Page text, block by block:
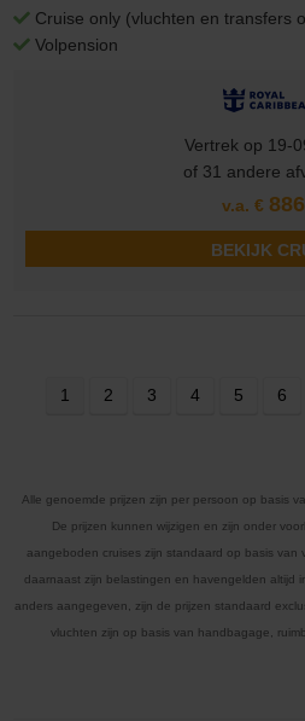
Cruise only (vluchten en transfers
Volpension
Vertrek op 19-
of 31 andere
v.a. €
BEKIJK
1 2 3 4 5 6
Alle genoemde prijzen zijn per persoon op basis
De prijzen kunnen wijzigen en zijn onder
aangeboden cruises zijn standaard op basis van
daarnaast zijn belastingen en havengelden altijd
anders aangegeven, zijn de prijzen standaard
vluchten zijn op basis van handbagage,